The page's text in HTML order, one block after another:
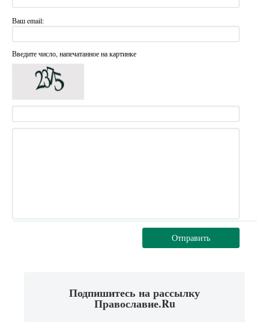
Ваш email:
Введите число, напечатанное на картинке
Отправить
Подпишитесь на рассылку
Православие.Ru